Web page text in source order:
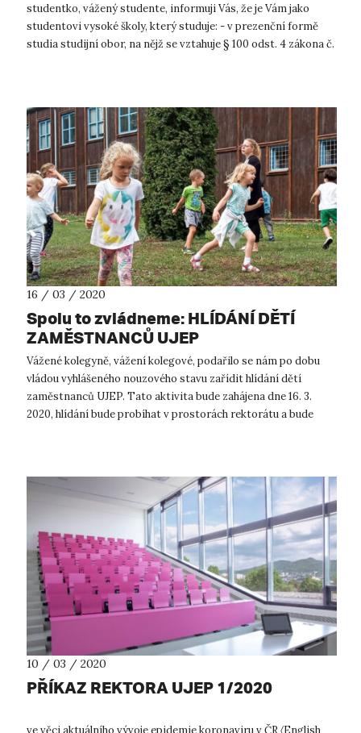
studentko, vážený studente, informuji Vás, že je Vám jako
studentovi vysoké školy, který studuje: - v prezenční formě
studia studijní obor, na nějž se vztahuje § 100 odst. 4 zákona č.
16 / 03 / 2020
Spolu to zvládneme: HLÍDÁNÍ DĚTÍ
ZAMĚSTNANCŮ UJEP
Vážené kolegyně, vážení kolegové, podařilo se nám po dobu
vládou vyhlášeného nouzového stavu zařídit hlídání dětí
zaměstnanců UJEP. Tato aktivita bude zahájena dne 16. 3.
2020, hlídání bude probíhat v prostorách rektorátu a bude
10 / 03 / 2020
PŘÍKAZ REKTORA UJEP 1/2020
ve věci aktuálního vývoje epidemie koronaviru v ČR 〈English